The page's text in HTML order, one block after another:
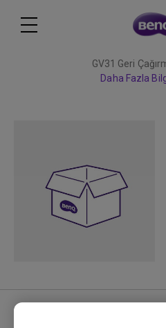
GV31 Geri
Daha Fazla
Kullanım Kılavuzu